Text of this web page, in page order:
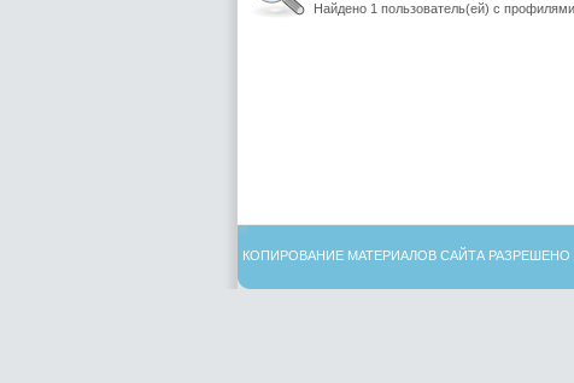
Найдено 1 пользователь(ей) с
КОПИРОВАНИЕ МАТЕРИАЛОВ САЙТА